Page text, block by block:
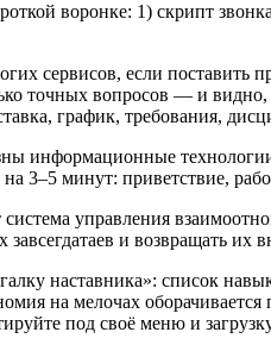
воронке: 1) скрипт
сервисов, если
точных вопросов — и
график, требования,
информационные
3–5 минут: приветствие,
система управления
завсегдатаев и возвращать
наставника»: список
на мелочах
под своё меню и